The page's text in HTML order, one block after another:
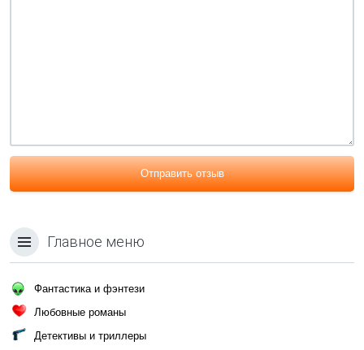
Отправить отзыв
Главное меню
Фантастика и фэнтези
Любовные романы
Детективы и триллеры